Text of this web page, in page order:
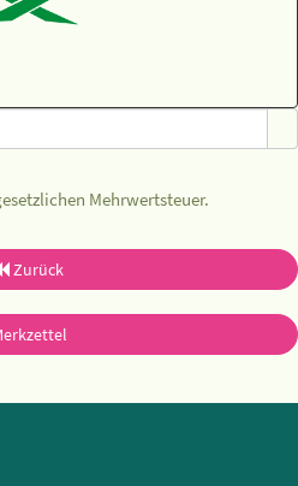
Mehrwertsteuer.
Zurück